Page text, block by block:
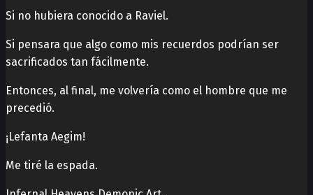
Si no hubiera conocido a Raviel.
Si pensara que algo como mis recuerdos podrían ser
sacrificados tan fácilmente.
Entonces, al final, me volvería como el hombre que me
precedió.
¡Lefanta Aegim!
Me tiré la espada.